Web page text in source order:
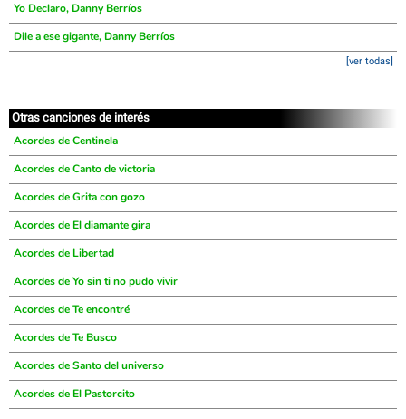
Yo Declaro, Danny Berríos
Dile a ese gigante, Danny Berríos
[ver todas]
Otras canciones de interés
Acordes de Centinela
Acordes de Canto de victoria
Acordes de Grita con gozo
Acordes de El diamante gira
Acordes de Libertad
Acordes de Yo sin ti no pudo vivir
Acordes de Te encontré
Acordes de Te Busco
Acordes de Santo del universo
Acordes de El Pastorcito